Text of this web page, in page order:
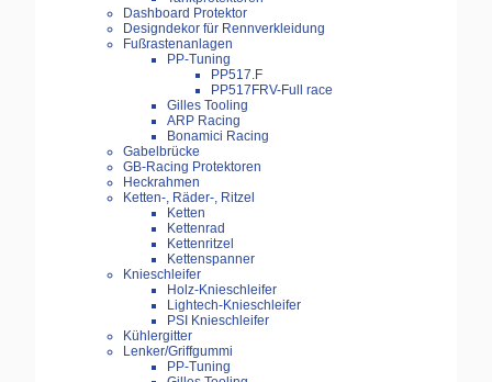
Dashboard Protektor
Designdekor für Rennverkleidung
Fußrastenanlagen
PP-Tuning
PP517.F
PP517FRV-Full race
Gilles Tooling
ARP Racing
Bonamici Racing
Gabelbrücke
GB-Racing Protektoren
Heckrahmen
Ketten-, Räder-, Ritzel
Ketten
Kettenrad
Kettenritzel
Kettenspanner
Knieschleifer
Holz-Knieschleifer
Lightech-Knieschleifer
PSI Knieschleifer
Kühlergitter
Lenker/Griffgummi
PP-Tuning